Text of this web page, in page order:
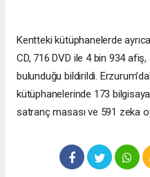
Kentteki kütüphanelerde
CD, 716 DVD ile 4 bin 934
bulunduğu bildirildi.
kütüphanelerinde 173
satranç masası ve 591 zeka